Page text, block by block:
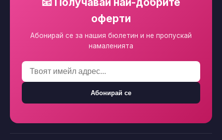
оферти
Абонирай се за нашия бюлетин и не пропускай
намаленията
Абонирай се